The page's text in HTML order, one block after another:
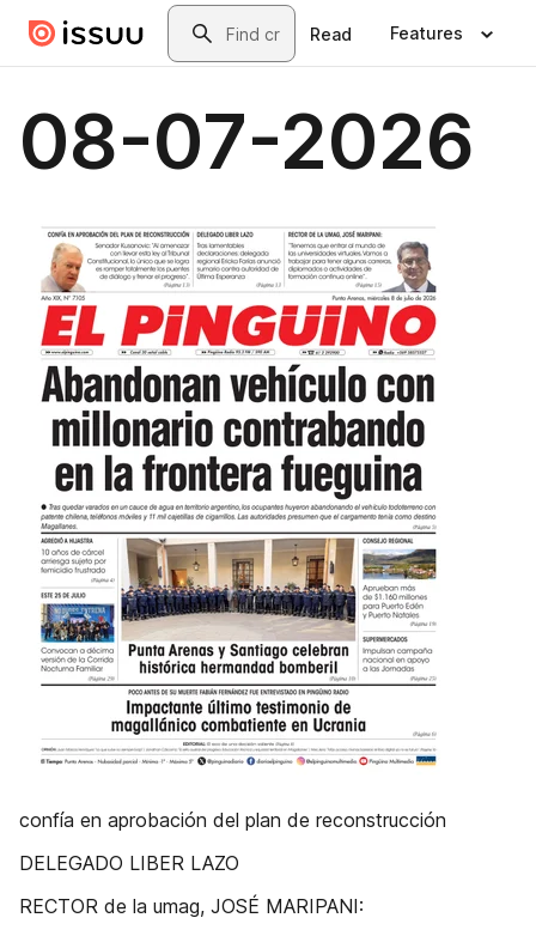
Skip to main contentSearch
Read Features
08-07-2026
confía en aprobación del plan de reconstrucción
DELEGADO LIBER LAZO
RECTOR de la umag, JOSÉ MARIPANI: